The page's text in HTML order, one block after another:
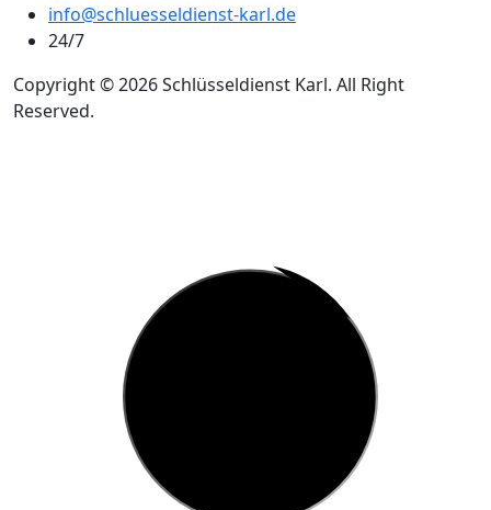
info@schluesseldienst-karl.de
24/7
Copyright © 2026 Schlüsseldienst Karl. All Right
Reserved.